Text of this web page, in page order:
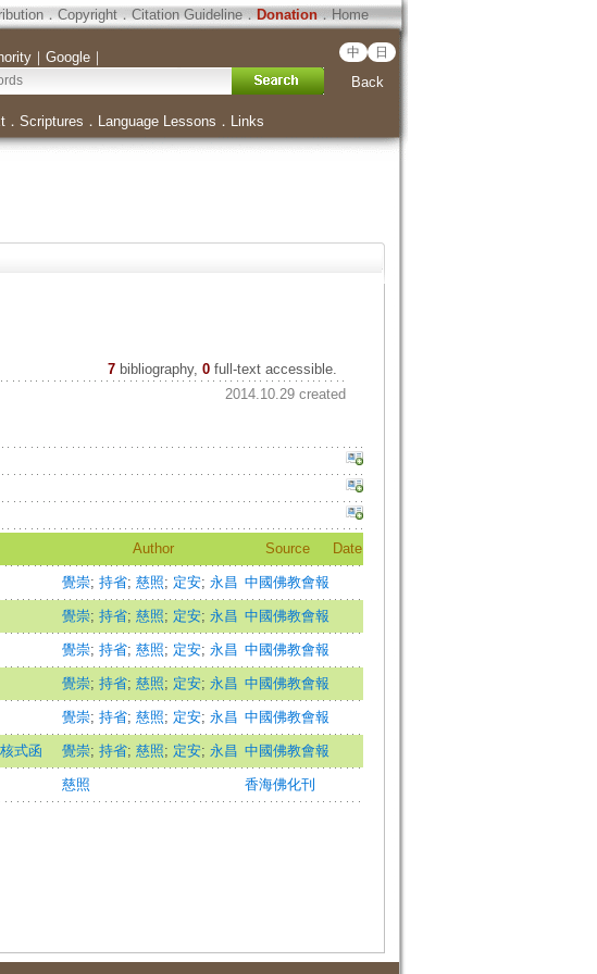
．Copyright．Citation Guideline．Donation．Home
｜ Google｜ 中 日
Back
． Scriptures ． Language Lessons ． Links
7 bibliography, 0full-text accessible.
2014.10.29 created
Author Source Date
覺崇; 持省; 慈照; 定安; 永昌 中國佛教會報
覺崇; 持省; 慈照; 定安; 永昌 中國佛教會報
覺崇; 持省; 慈照; 定安; 永昌 中國佛教會報
覺崇; 持省; 慈照; 定安; 永昌 中國佛教會報
覺崇; 持省; 慈照; 定安; 永昌 中國佛教會報
式函 覺崇; 持省; 慈照; 定安; 永昌 中國佛教會報
慈照 香海佛化刊